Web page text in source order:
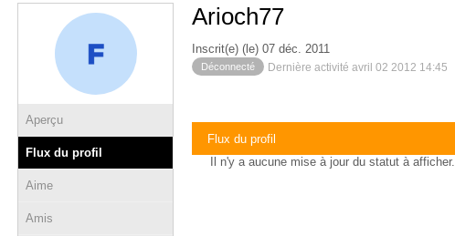
Aperçu
Flux du profil
Aime
Amis
Arioch77
Inscrit(e) (le) 07 déc. 2011
Déconnecté Dernière activité avril 02 2012 14:45
Flux du profil
Il n'y a aucune mise à jour du statut à afficher.